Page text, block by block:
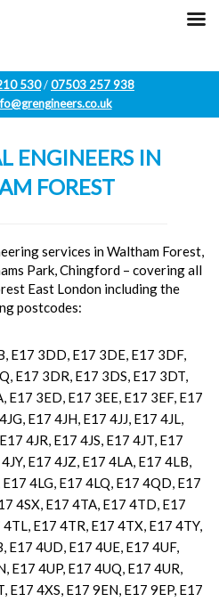
ENGINEERS IN
FOREST
services in Waltham Forest,
Park, Chingford – covering all
East London including the
postcodes:
E17 3DD, E17 3DE, E17 3DF,
E17 3DR, E17 3DS, E17 3DT,
E17 3ED, E17 3EE, E17 3EF, E17
E17 4JH, E17 4JJ, E17 4JL,
4JR, E17 4JS, E17 4JT, E17
E17 4JZ, E17 4LA, E17 4LB,
4LG, E17 4LQ, E17 4QD, E17
4SX, E17 4TA, E17 4TD, E17
E17 4TR, E17 4TX, E17 4TY,
E17 4UD, E17 4UE, E17 4UF,
E17 4UP, E17 4UQ, E17 4UR,
E17 4XS, E17 9EN, E17 9EP, E17
530/07503 257 938